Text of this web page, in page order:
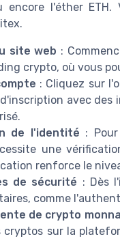
encore l'éther
site web :
crypto, où vous
: Cliquez sur
avec des
de l'identité :
une
renforce le
de sécurité : Dès
comme
de crypto
cryptos sur la